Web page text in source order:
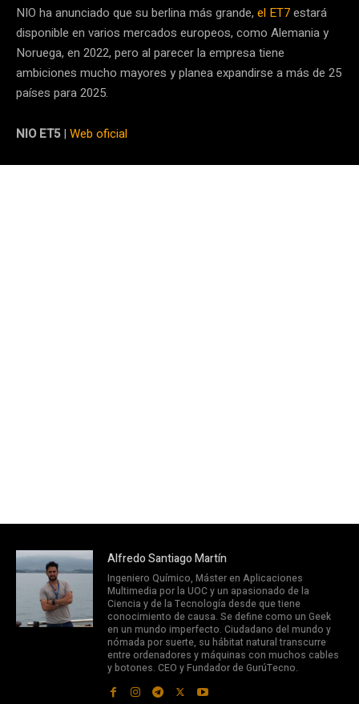
NIO ha anunciado que su berlina más grande, el ET7estará
disponible en varios mercados europeos, como Alemania y
Noruega, en 2022, pero al parecer la empresa tiene
ambiciones mucho mayores y planea expandirse a más de 25
países para 2025.
NIO ET5| Web oficial
Alfredo Santiago Martín
Ingeniero Químico, Máster en Aplicaciones
Multimedia por la UOC y un apasionado de la
Ciencia y de la Tecnología desde que tiene
conocimiento de causa. Se define como un Geek
en un mundo imperfecto. Ciudadano del mundo y
nómada por suerte, su hábitat natural transcurre
entre ordenadores y máquinas con muchos cables
y botones. CEO y Fundador de GurúTecno.